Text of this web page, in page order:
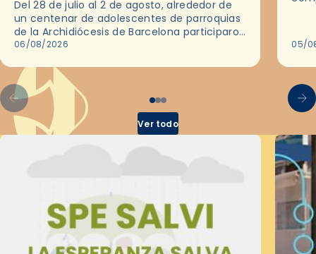
Del 28 de julio al 2 de agosto, alrededor de
un centenar de adolescentes de parroquias
de la Archidiócesis de Barcelona participaron
en las convivencias Be Apostle, organizadas
06/08/2026 05/
Ver todo